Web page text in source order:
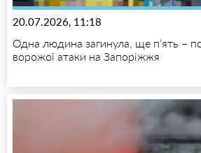
20.07.2026, 11:18
Одна людина загинула, ще п’ять –
ворожої атаки на Запоріжжя